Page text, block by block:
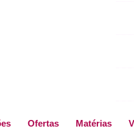
Ofertas Matérias